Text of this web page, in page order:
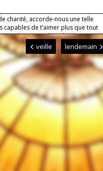
charité, accorde-nous une telle
capables de t’aimer plus que tout
de toi. Par Jésus, le Christ,
veille lendemain